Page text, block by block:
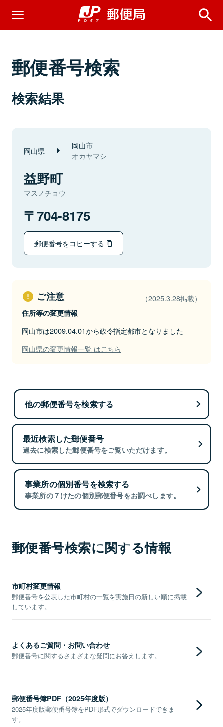
郵便番号検索
検索結果
岡山県 岡山市
オカヤマシ
益野町
マスノチョウ
704-8175
郵便番号をコピーする
ご注意 （2025.3.28掲載）
住所等の変更情報
岡山市は2009.04.01から政令指定都市となりました
岡山県の変更情報一覧 はこちら
他の郵便番号を検索する
最近検索した郵便番号
過去に検索した郵便番号をご覧いただけます。
事業所の個別番号を検索する
事業所の７けたの個別郵便番号をお調べします。
郵便番号検索に関する情報
市町村変更情報
郵便番号を公表した市町村の一覧を実施日の新しい順に掲載
しています。
よくあるご質問・お問い合わせ
郵便番号に関するさまざまな疑問にお答えします。
郵便番号簿PDF（2025年度版）
2025年度版郵便番号簿をPDF形式でダウンロードできま
す。